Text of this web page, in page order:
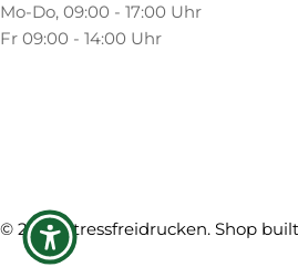
Mo-Do, 09:00 - 17:00 Uhr
Fr 09:00 - 14:00 Uhr
© 2026Stressfreidrucken. Shop